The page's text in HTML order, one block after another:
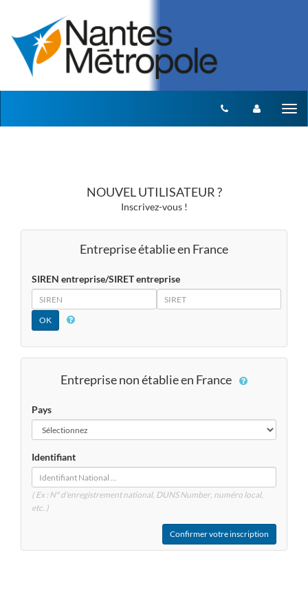
NOUVEL UTILISATEUR ?
Inscrivez-vous !
Entreprise établie en France
SIREN entreprise/SIRET entreprise
SIREN
SIRET
Entreprise non établie en France
Pays
Identifiant
( Ex : N° d'enregistrement national, DUNSNumber, numéro local,
etc. )